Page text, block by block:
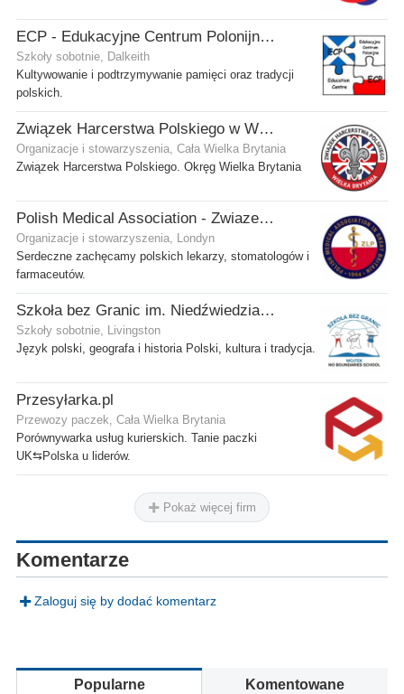
ECP - Edukacyjne Centrum Polonijne SCIO - Dalkeith
Szkoły sobotnie, Dalkeith
Kultywowanie i podtrzymywanie pamięci oraz tradycji
polskich.
Związek Harcerstwa Polskiego w Wielkiej Brytanii
Organizacje i stowarzyszenia, Cała Wielka Brytania
Związek Harcerstwa Polskiego. Okręg Wielka Brytania
Polish Medical Association - Zwiazek Lekarzy Polskich w Wielkiej Brytanii
Organizacje i stowarzyszenia, Londyn
Serdeczne zachęcamy polskich lekarzy, stomatologów i
farmaceutów.
Szkoła bez Granic im. Niedźwiedzia Wojtka
Szkoły sobotnie, Livingston
Język polski, geografa i historia Polski, kultura i tradycja.
Przesyłarka.pl
Przewozy paczek, Cała Wielka Brytania
Porównywarka usług kurierskich. Tanie paczki
UK⇆Polska u liderów.
Pokaż więcej firm
Komentarze
Zaloguj się by dodać komentarz
Popularne Komentowane